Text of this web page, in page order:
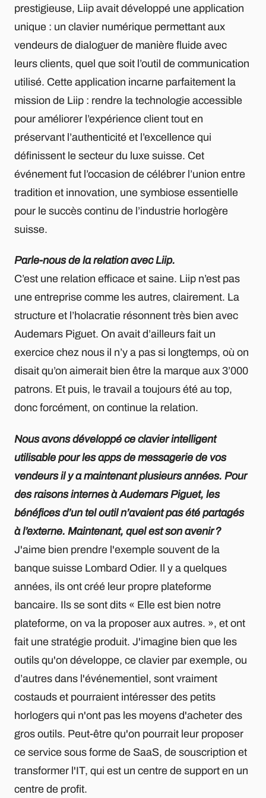
prestigieuse, Liip avait développé une application
unique : un clavier numérique permettant aux
vendeurs de dialoguer de manière fluide avec
leurs clients, quel que soit l’outil de communication
utilisé. Cette application incarne parfaitement la
mission de Liip : rendre la technologie accessible
pour améliorer l’expérience client tout en
préservant l’authenticité et l’excellence qui
définissent le secteur du luxe suisse. Cet
événement fut l’occasion de célébrer l’union entre
tradition et innovation, une symbiose essentielle
pour le succès continu de l’industrie horlogère
suisse.
Parle-nous de la relation avec Liip.
C’est une relation efficace et saine. Liip n’est pas
une entreprise comme les autres, clairement. La
structure et l’holacratie résonnent très bien avec
Audemars Piguet. On avait d’ailleurs fait un
exercice chez nous il n’y a pas si longtemps, où on
disait qu’on aimerait bien être la marque aux 3’000
patrons. Et puis, le travail a toujours été au top,
donc forcément, on continue la relation.
Nous avons développé ce clavier intelligent
utilisable pour les apps de messagerie de vos
vendeurs il y a maintenant plusieurs années. Pour
des raisons internes à Audemars Piguet, les
bénéfices d’un tel outil n’avaient pas été partagés
à l’externe. Maintenant, quel est son avenir ?
J'aime bien prendre l'exemple souvent de la
banque suisse Lombard Odier. Il y a quelques
années, ils ont créé leur propre plateforme
bancaire. Ils se sont dits « Elle est bien notre
plateforme, on va la proposer aux autres. », et ont
fait une stratégie produit. J'imagine bien que les
outils qu'on développe, ce clavier par exemple, ou
d’autres dans l'événementiel, sont vraiment
costauds et pourraient intéresser des petits
horlogers qui n'ont pas les moyens d'acheter des
gros outils. Peut-être qu'on pourrait leur proposer
ce service sous forme de SaaS, de souscription et
transformer l'IT, qui est un centre de support en un
centre de profit.